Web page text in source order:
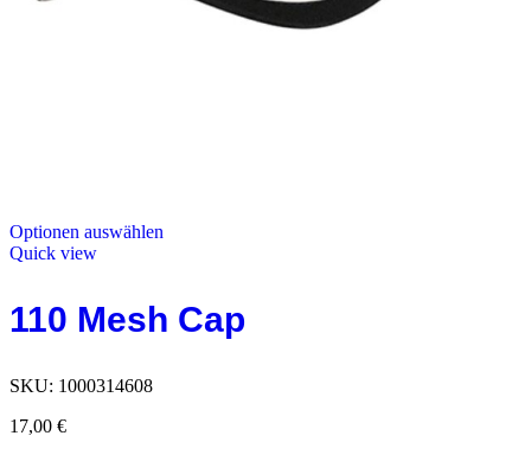
Optionen auswählen
Quick view
110 Mesh Cap
SKU: 1000314608
17,00 €